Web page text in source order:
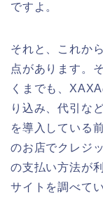
ですよ。
それと、これか
点があります。
くまでも、
り込み、代引な
を導入している
のお店でクレジ
の支払い方法が
サイトを調べて